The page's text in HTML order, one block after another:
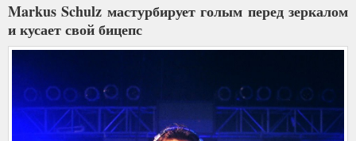
Markus Schulz мастурбирует голым перед зеркалом
и кусает свой бицепс